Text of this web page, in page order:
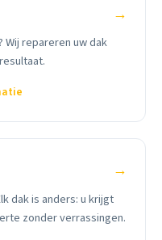
→
Wij repareren uw dak
→
dak is anders: u krijgt
zonder verrassingen.